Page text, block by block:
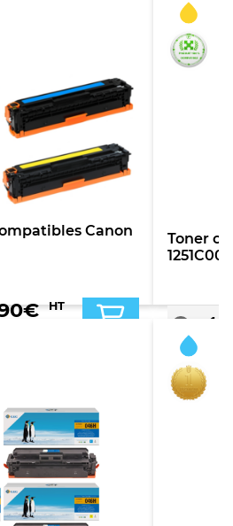
Canon
€
HT
Toner